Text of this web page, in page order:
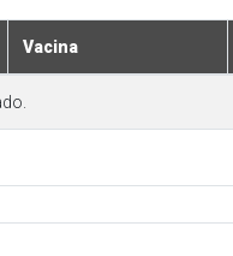
Vacina